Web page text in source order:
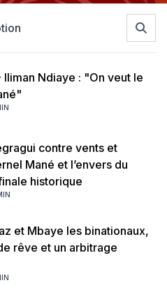
Iliman Ndiaye : "On veut le
contre vents et
Mané et l’envers du
historique
et Mbaye les binationaux,
rêve et un arbitrage